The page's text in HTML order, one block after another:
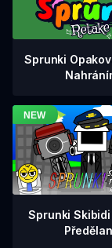
Sprunki
Sprunki